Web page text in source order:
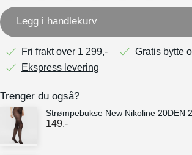
Legg i handlekurv
Fri frakt over 1 299,-
Gratis bytte
Ekspress levering
Trenger du også?
Strømpebukse New Nikoline 20DEN
149,-